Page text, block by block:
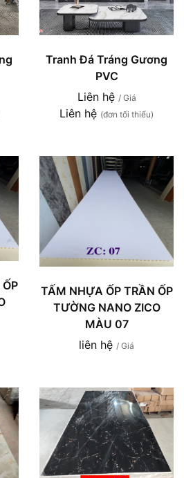
Tranh Đá Tráng Gương
PVC
Liên hệ / Giá
Liên hệ (đơn tối thiểu)
TẤM NHỰA ỐP TRẦN ỐP
TƯỜNG NANO ZICO
MÀU 07
liên hệ / Giá